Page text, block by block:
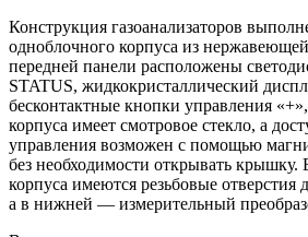
Конструкция газоанализаторов
одноблочного корпуса из
передней панели расположены
STATUS, жидкокристаллический
бесконтактные кнопки управления
корпуса имеет смотровое стекло, а
управления возможен с помощью
без необходимости открывать крышку.
корпуса имеются резьбовые отверстия
а в нижней — измерительный